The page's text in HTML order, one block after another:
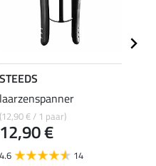
STEEDS
laarzenspanner
(12,90 € / 1 paar)
12,90 €
4.6 14